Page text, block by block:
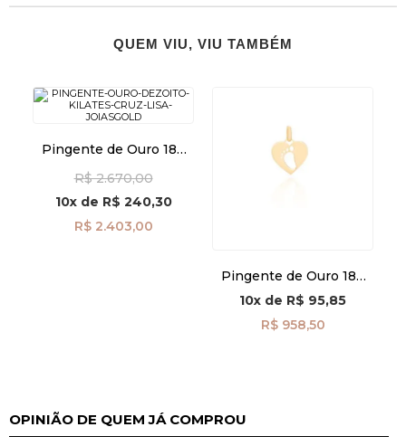
QUEM VIU, VIU TAMBÉM
Pingente de Ouro 18k
R$ 2.670,00
10xde R$ 240,30
R$ 2.403,00
Pingente de Ouro 18k
Coração com Pézinho
Vazado pi24472
10x de R$ 95,85
R$ 958,50
OPINIÃO DE QUEM JÁ COMPROU